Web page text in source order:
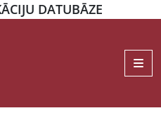
DATUBĀZE